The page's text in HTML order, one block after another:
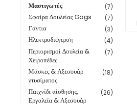
Μαστιγωτές (7)
Σφαίρα Δουλείας Gags (7)
Γάντια (3)
Ηλεκτροδιέγερση (4)
Περιορισμοί Δουλεία &
Χειροπέδες
(7)
Μάσκες & Αξεσουάρ
ντυσίματος
(18)
Παιχνίδι αίσθησης,
Εργαλεία & Αξεσουάρ
(26)